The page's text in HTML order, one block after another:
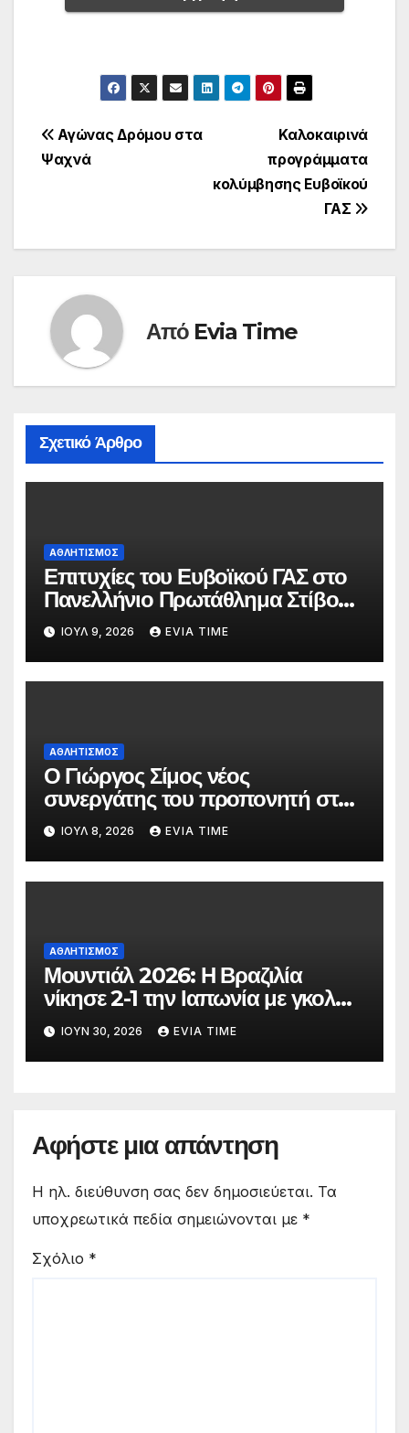
Πλοήγηση
άρθρων
Καλοκαιρινά
προγράμματα
κολύμβησης Ευβοϊκού
ΓΑΣ
Αγώνας Δρόμου στα
Ψαχνά
Από Evia Time
Σχετικό Άρθρο
ΑΘΛΗΤΙΣΜΟΣ
Επιτυχίες του Ευβοϊκού ΓΑΣ στο
Πανελλήνιο Πρωτάθλημα Στίβου
Κ20
ΙΟΎΛ 9, 2026 EVIA TIME
ΑΘΛΗΤΙΣΜΟΣ
Ο Γιώργος Σίμος νέος
συνεργάτης του προπονητή στην
ανδρική ομάδα της ΑΓΕΧ
ΙΟΎΛ 8, 2026 EVIA TIME
ΑΘΛΗΤΙΣΜΟΣ
Μουντιάλ 2026: Η Βραζιλία
νίκησε 2-1 την Ιαπωνία με γκολ
στο 90′ λεπτό
ΙΟΎΝ 30, 2026 EVIA TIME
Αφήστε μια απάντηση
Η ηλ. διεύθυνση σας δεν δημοσιεύεται. Τα
υποχρεωτικά πεδία σημειώνονται με *
Σχόλιο *